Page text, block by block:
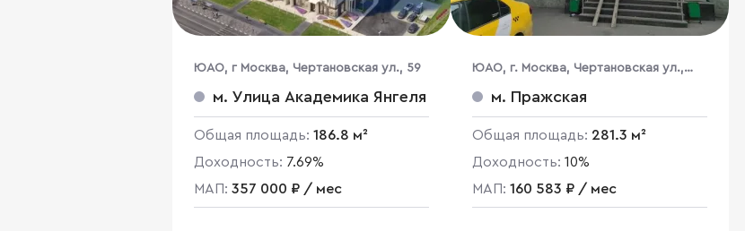
ЮАО, г Москва, Чертановская ул., 59
м. Улица Академика Янгеля
Общая площадь: 186.8 м²
Доходность: 7.69%
МАП: 357 000 ₽ / мес
ЮАО, г. Москва, Чертановская ул.,
47К1м. Пражская
Общая площадь: 281.3 м²
Доходность: 10%
МАП: 160 583 ₽ / мес